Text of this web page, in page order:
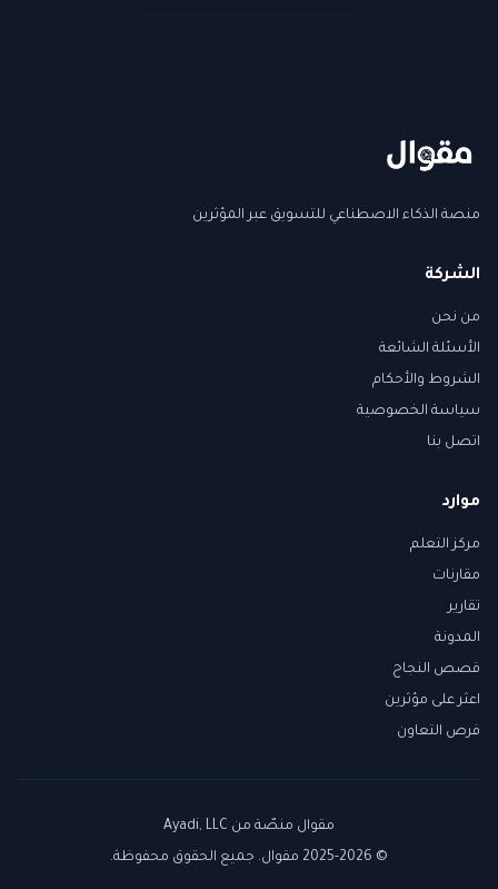
منصة الذكاء الاصطناعي للتسويق عبر المؤثرين
الشركة
من نحن
الأسئلة الشائعة
الشروط والأحكام
سياسة الخصوصية
اتصل بنا
موارد
مركز التعلم
مقارنات
تقارير
المدونة
قصص النجاح
اعثر على مؤثرين
فرص التعاون
مقوال منصّة من Ayadi, LLC
© 2025-2026 مقوال. جميع الحقوق محفوظة.